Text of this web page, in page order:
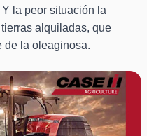
la peor situación la
alquiladas, que
de la oleaginosa.